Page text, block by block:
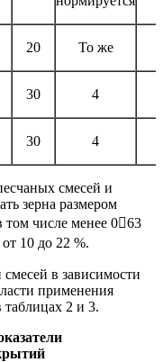
20 То же
30 4
30 4
смесей и
зерна размером
том числе менее 063
10 до 22 %.
в зависимости
применения
таблицах 2 и 3.